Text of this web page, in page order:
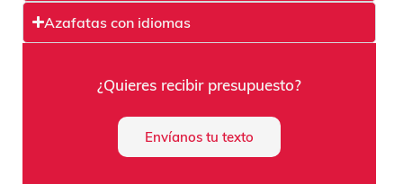
Azafatas con idiomas
¿Quieres recibir presupuesto?
Envíanos tu texto